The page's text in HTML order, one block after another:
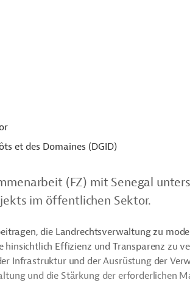
et des Domaines (DGID)
(FZ) mit Senegal
im öffentlichen Sektor.
die Landrechtsverwaltung zu
Effizienz und Transparenz zu
Infrastruktur und der Ausrüstung der
und die Stärkung der erforderlichen